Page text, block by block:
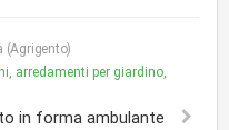
(Agrigento)
arredamenti per giardino,
in forma ambulante